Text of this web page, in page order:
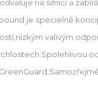
na silnici a
je specielně
valivým